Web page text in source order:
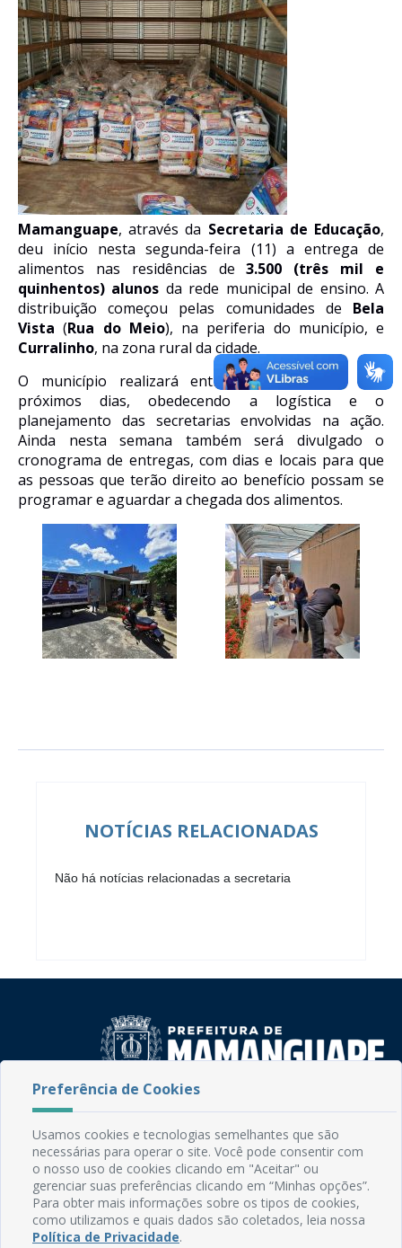
Mamanguape, através da Secretaria de Educação,
deu início nesta segunda-feira (11) a entrega de
alimentos nas residências de3.500 (três mil e
quinhentos) alunos da rede municipal de ensino. A
distribuição começou pelas comunidades de Bela
Vista (Rua do Meio), na periferia do município, e
Curralinho, na zona rural da cidade.
O município realizará entregas sistemáticas nos
próximos dias, obedecendo a logística e o
planejamento das secretarias envolvidas na ação.
Ainda nesta semana também será divulgado o
cronograma de entregas, com dias e locais para que
as pessoas que terão direito ao benefício possam se
programare aguardara chegada dos alimentos.
NOTÍCIAS RELACIONADAS
Não há notícias relacionadas a secretaria
Rua do Imperador, 78, Centro
CEP: 58.280-000 - Mamanguape/PB
Fone: (83) 3292-2246
Email: comunicacao@mamanguape.pb.gov.br
Expediente: Segunda à Sexta, das 08h às 13h
Mapa do Site
Preferência de Cookies
Usamos cookies e tecnologias semelhantes que são
necessárias para operar o site. Você pode consentir com
o nosso uso de cookies clicando em "Aceitar" ou
gerenciar suas preferências clicando em “Minhas opções”.
Para obter mais informações sobre os tipos de cookies,
como utilizamos e quais dados são coletados, leia nossa
Política de Privacidade.